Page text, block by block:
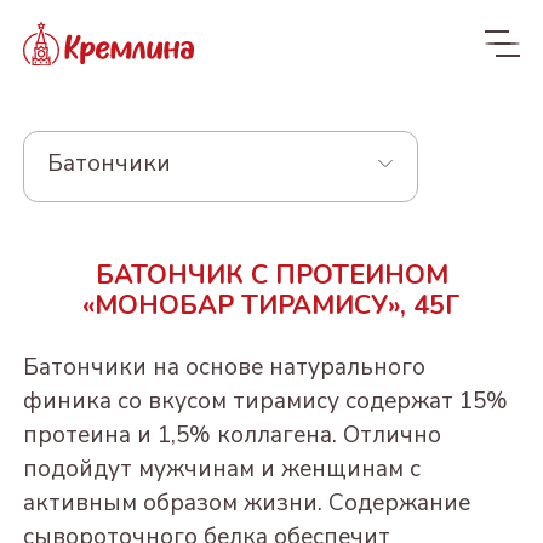
Батончики
Новинки
NEW
КРЕМЛИНА ЧИЗ
КУРАГА КРЕМЛИНА
ЧИЗ
ФИНИК КРЕМЛИНА
Из сухофруктов
ЧЕРНОСЛИВ
ШОКОЛАДНЫЙ
Из орехов и
сухофруктов
Драже
Из орехов и вишни в
шоколаде
ВИШНЯ В
"Котики - Маркотики"
Конфеты в пакетах
Пакеты 190-300г
Конфеты и батончики
БЕЗ САХАРА
БАТОНЧИК С ПРОТЕИНОМ
«МОНОБАР ТИРАМИСУ», 45Г
Батончики на основе натурального
финика со вкусом тирамису содержат 15%
протеина и 1,5% коллагена. Отлично
подойдут мужчинам и женщинам с
активным образом жизни. Содержание